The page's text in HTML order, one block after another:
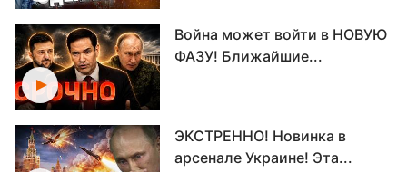
Война может войти в НОВУЮ
ФАЗУ! Ближайшие...
ЭКСТРЕННО! Новинка в
арсенале Украине! Эта...